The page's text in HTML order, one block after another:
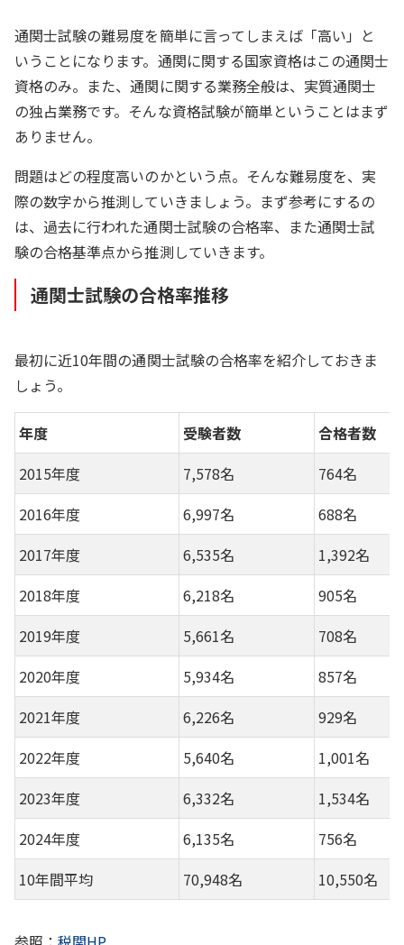
通関士試験の難易度を簡単に言ってしまえば「高い」と
いうことになります。通関に関する国家資格はこの通関士
資格のみ。また、通関に関する業務全般は、実質通関士
の独占業務です。そんな資格試験が簡単ということはまず
ありません。
問題はどの程度高いのかという点。そんな難易度を、実
際の数字から推測していきましょう。まず参考にするの
は、過去に行われた通関士試験の合格率、また通関士試
験の合格基準点から推測していきます。
通関士試験の合格率推移
最初に近10年間の通関士試験の合格率を紹介しておきま
しょう。
年度 受験者数
合格者数
2015年度
7,578名
764名
2016年度
6,997名
688名
2017年度
6,535名
1,392名
2018年度
6,218名
905名
2019年度
5,661名
708名
2020年度
5,934名
857名
2021年度
6,226名
929名
2022年度
5,640名
1,001名
2023年度
6,332名
1,534名
2024年度
6,135名
756名
10年間平均
70,948名 10,550名